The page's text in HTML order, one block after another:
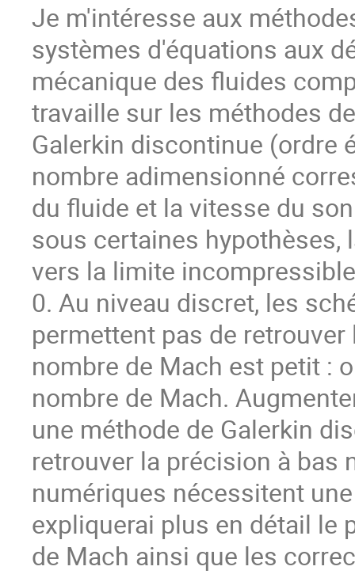
Je m'intéresse aux
systèmes d'équations aux
mécanique des fluides
travaille sur les méthodes
Galerkin discontinue (ordre
nombre adimensionné
du fluide et la vitesse du
sous certaines
vers la limite
0. Au niveau discret, les
permettent pas de
nombre de Mach est petit :
nombre de Mach.
une méthode de Galerkin
retrouver la précision à bas
numériques nécessitent
expliquerai plus en détail le
de Mach ainsi que les